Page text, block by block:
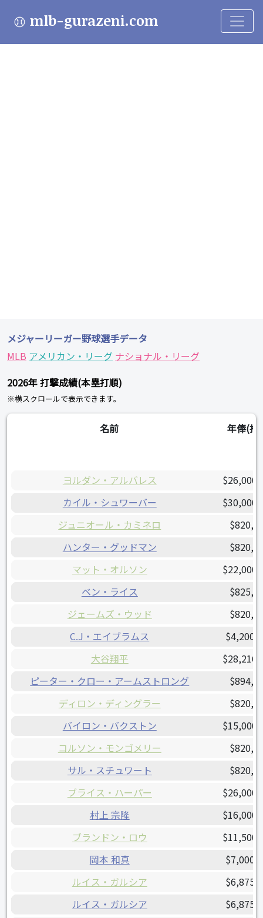
mlb-gurazeni.com
メジャーリーガー野球選手データ
MLB アメリカン・リーグ ナショナル・リーグ
2026年 打撃成績(本塁打順)
※横スクロールで表示できます。
名前 年俸(推
ヨルダン・アルバレス
カイル・シュワーバー
ジュニオール・カミネロ
ハンター・グッドマン
マット・オルソン
ベン・ライス
ジェームズ・ウッド
C.J・エイブラムス
大谷翔平
ピーター・クロー・アームストロング
ディロン・ディングラー
バイロン・バクストン
コルソン・モンゴメリー
サル・スチュワート
ブライス・ハーパー
村上 宗隆
ブランドン・ロウ
岡本 和真
ルイス・ガルシア
ルイス・ガルシア